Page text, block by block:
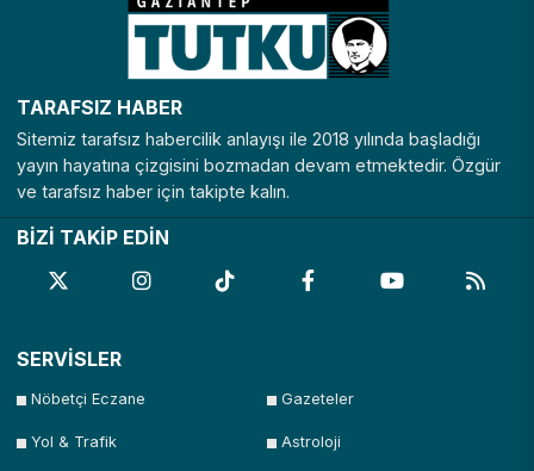
TARAFSIZ HABER
Sitemiz tarafsız habercilik anlayışı ile 2018 yılında başladığı
yayın hayatına çizgisini bozmadan devam etmektedir. Özgür
ve tarafsız haber için takipte kalın.
BİZİ TAKİP EDİN
SERVİSLER
Nöbetçi Eczane Gazeteler
Yol & Trafik Astroloji